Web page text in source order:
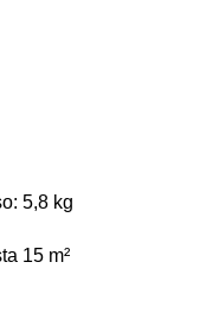
5,8 kg
15 m²